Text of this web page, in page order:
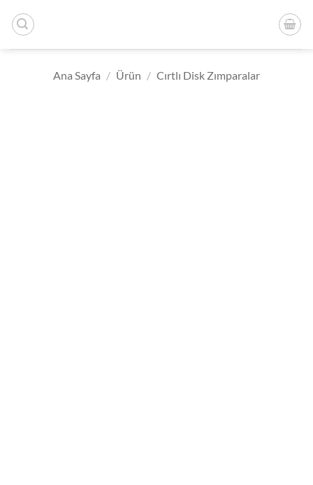
atla
Ana Sayfa / Ürün / Cırtlı Disk Zımparalar